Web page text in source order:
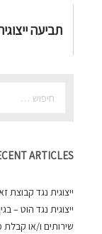
תביעה
ARTICLES
ייצוגית נגד קבוצת
ייצוגית נגד הוט –
שירותים ו/או קבלת